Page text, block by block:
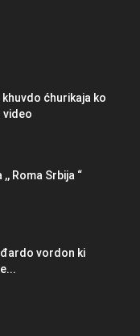
ćhurikaja ko
video
Roma Srbija “
vordon ki